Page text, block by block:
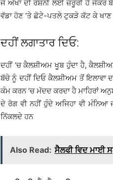
ਜੋ ਅੱਖਾਂ ਦੀ ਰੌਸ਼ਨੀ ਲਈ ਜ਼ਰੂਰੀ ਹੈ ਜੇਕਰ
ਵੱਡਾ ਹੋਣ ’ਤੇ ਛੋਟੇ-ਪਤਲੇ ਟੁਕੜੇ ਕੱਟ ਕੇ
ਦਹੀਂ ਲਗਾਤਾਰ ਦਿਓ:
ਦਹੀਂ ’ਚ ਕੈਲਸ਼ੀਅਮ ਖੂਬ ਹੁੰਦਾ ਹੈ,
ਬੱਚੇ ਨੂੰ ਦਹੀਂ ਦਿਓ ਕੈਲਸ਼ੀਅਮ ਤੋਂ ਇਲਾਵਾ
ਕੰਮ ਕਰਨ ’ਚ ਮੱਦਦ ਕਰਦਾ ਹੈ ਮਾਹਿਰਾਂ
ਦੇ ਰੋਗ ਵੀ ਨਹੀਂ ਹੁੰਦੇ ਅਜਿਹਾ ਵੀ ਮੰਨਿਆ
ਨਿੱਕਲਦੇ ਹਨ
Also Read: ਸੈਲਫੀ ਵਿਦ ਮਾਈ